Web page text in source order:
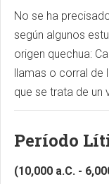
No se ha
según algunos
origen quechua:
llamas o corral
que se trata de un
Período
(10,000 a.C. -